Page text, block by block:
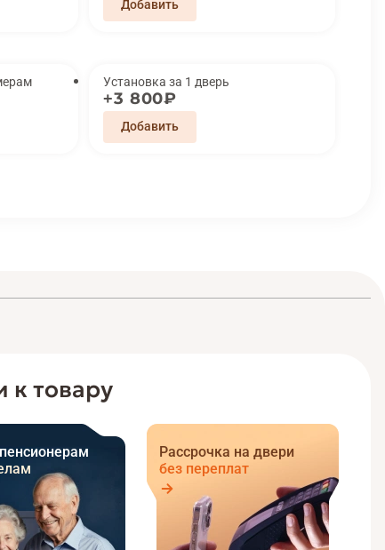
Установка за 1 дверь
3 800₽
к товару
Рассрочка на двери
без переплат